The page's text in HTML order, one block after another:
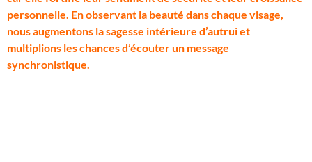
personnelle. En observant la beauté dans chaque visage,
nous augmentons la sagesse intérieure d’autrui et
multiplions les chances d’écouter un message
synchronistique.